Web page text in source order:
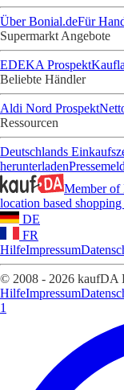
Über Bonial.deFür
Supermarkt Angebote
EDEKA Prospekt
Beliebte Händler
Aldi Nord Prospekt
Ressourcen
Deutschlands
herunterladen
Member of
location based
DE
FR
HilfeImpressum
© 2008 - 2026 kaufDA
HilfeImpressum
1